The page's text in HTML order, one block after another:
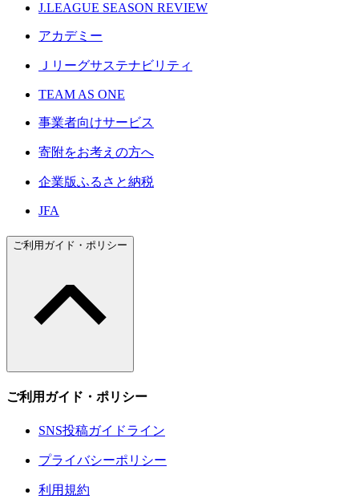
J.LEAGUE SEASON REVIEW
アカデミー
Ｊリーグサステナビリティ
TEAM AS ONE
事業者向けサービス
寄附をお考えの方へ
企業版ふるさと納税
JFA
ご利用ガイド・ポリシー
ご利用ガイド・ポリシー
SNS投稿ガイドライン
プライバシーポリシー
利用規約